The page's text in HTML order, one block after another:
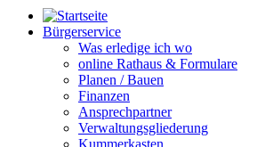
Bürgerservice
Was erledige ich wo
online Rathaus & Formulare
Planen / Bauen
Finanzen
Ansprechpartner
Verwaltungsgliederung
Kummerkasten